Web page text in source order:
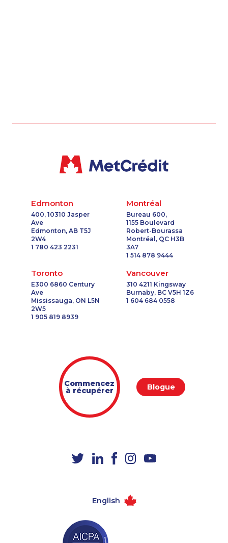
Edmonton
400, 10310 Jasper
Ave
Edmonton, AB T5J
2W4
1 780 423 2231
Montréal
Bureau 600,
1155 Boulevard
Robert-Bourassa
Montréal, QC H3B
3A7
1 514 878 9444
Toronto
E300 6860 Century
Ave
Mississauga, ON L5N
2W5
1 905 819 8939
Vancouver
310 4211 Kingsway
Burnaby, BC V5H 1Z6
1 604 684 0558
Commencez
à récupérer Blogue
English